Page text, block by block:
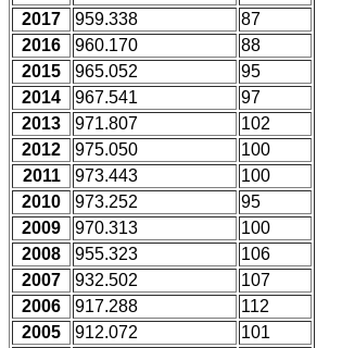
2017
959.338
87
2016
960.170
88
2015
965.052
95
2014
967.541
97
2013
971.807
102
2012
975.050
100
2011
973.443
100
2010
973.252
95
2009
970.313
100
2008
955.323
106
2007
932.502
107
2006
917.288
112
2005
912.072
101